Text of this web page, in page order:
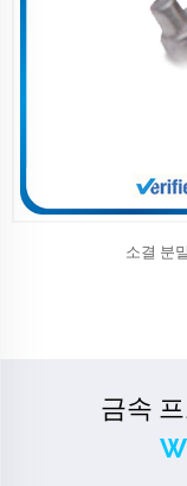
소결 분
금속